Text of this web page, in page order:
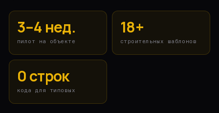
3–4 нед.
пилот на объекте
18+
строительных шаблонов
0 строк
кода для типовых